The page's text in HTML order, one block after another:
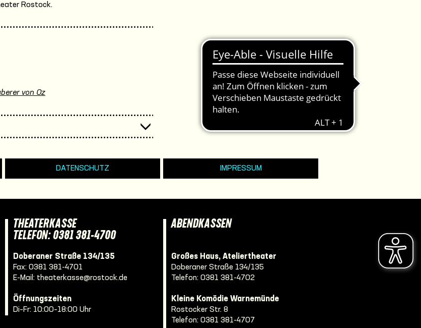
Rostock.
von Oz
DATENSCHUTZ IMPRESSUM
THEATERKASSE
TELEFON: 0381 381-4700
Doberaner Straße 134/135
Fax: 0381 381-4701
E-Mail: theaterkasse@rostock.de
Öffnungszeiten
Di–Fr: 10:00–18:00 Uhr
ABENDKASSEN
Großes Haus, Ateliertheater
Doberaner Straße 134/135
Telefon: 0381 381-4702
Kleine Komödie Warnemünde
Rostocker Str. 8
Telefon: 0381 381-4707